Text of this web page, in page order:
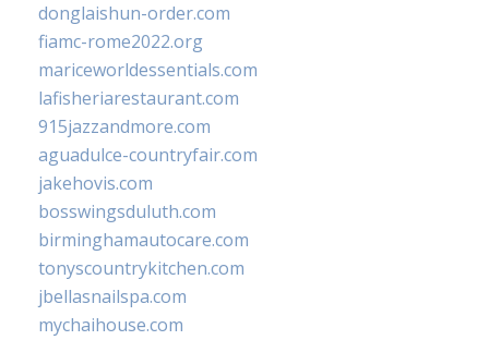
donglaishun-order.com
fiamc-rome2022.org
mariceworldessentials.com
lafisheriarestaurant.com
915jazzandmore.com
aguadulce-countryfair.com
jakehovis.com
bosswingsduluth.com
birminghamautocare.com
tonyscountrykitchen.com
jbellasnailspa.com
mychaihouse.com